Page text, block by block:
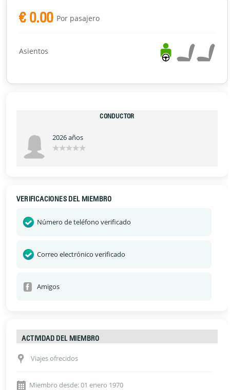
€ 0.00 Por pasajero
Asientos
CONDUCTOR
2026 años
VERIFICACIONES DEL MIEMBRO
Número de teléfono verificado
Correo electrónico verificado
Amigos
ACTIVIDAD DEL MIEMBRO
Viajes ofrecidos
Miembro desde: 01 enero 1970